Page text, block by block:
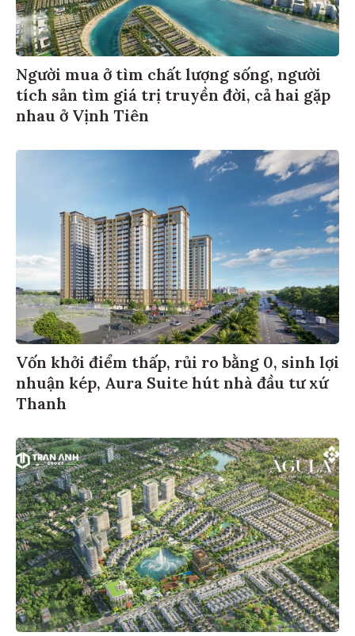
Người mua ở tìm chất lượng sống, người
tích sản tìm giá trị truyền đời, cả hai gặp
nhau ở Vịnh Tiên
Vốn khởi điểm thấp, rủi ro bằng 0, sinh lợi
nhuận kép, Aura Suite hút nhà đầu tư xứ
Thanh